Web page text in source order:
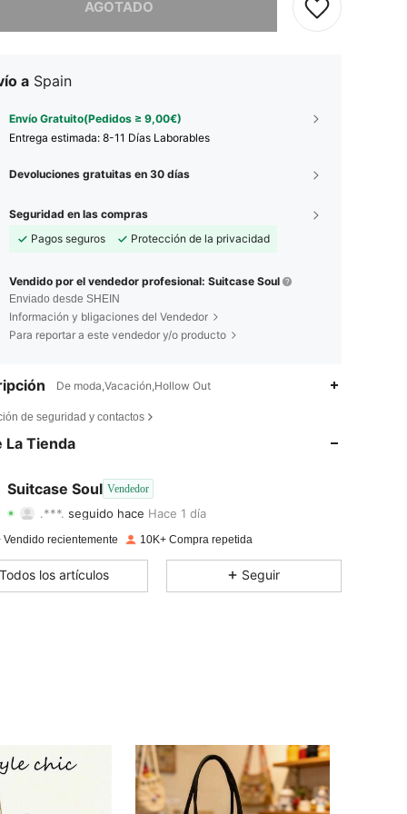
AGOTADO
a Spain
Envío Gratuito(Pedidos ≥ 9,00€)
Entrega estimada: 8-11 Días Laborables
Devoluciones gratuitas en 30 días
Seguridad en las compras
Pagos seguros
Protección de la privacidad
Vendido por el vendedor profesional: Suitcase Soul
Enviado desde SHEIN
Información y bligaciones del Vendedor
Para reportar a este vendedor y/o producto
De moda,Vacación,Hollow Out
de seguridad y contactos
La Tienda
Suitcase Soul Vendedor
4,90
4,90
4,90 70
.***. seguido hace Hace 1 día
4,90 Calificación 70Artículos 12K
4,90 70 12K
4,90 12K
Vendido recientemente 10K+ Compra repetida
Todos los artículos Seguir